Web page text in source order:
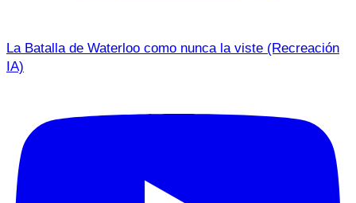
La Batalla de Waterloo como nunca la viste (Recreación
IA)